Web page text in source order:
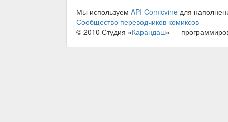
Мы используем API Comicvine для
Сообщество переводчиков комиксов
© 2010 Студия «Карандаш» —